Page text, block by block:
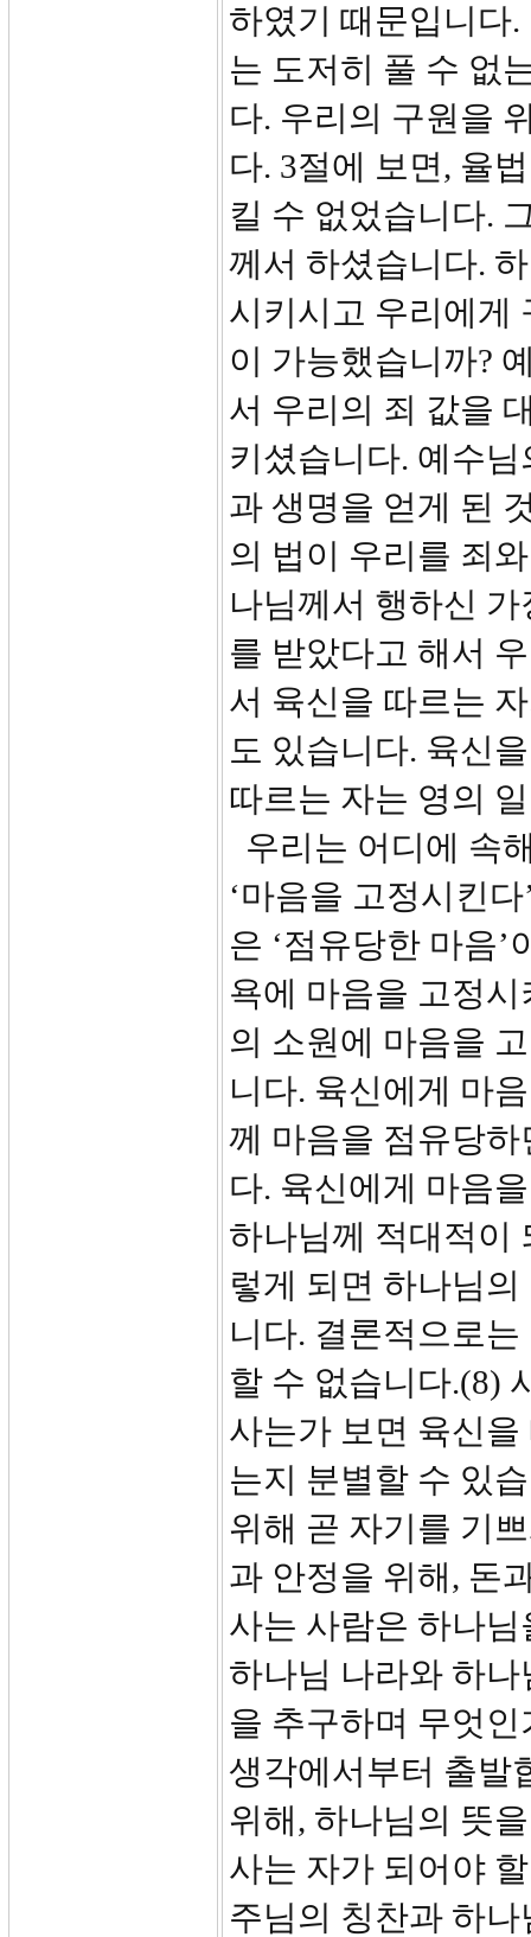
하였기 때문입니다
는 도저히 풀 수 없
다. 우리의 구원을
다. 3절에 보면, 율
킬 수 없었습니다.
께서 하셨습니다.
시키시고 우리에게
이 가능했습니까?
서 우리의 죄 값을
키셨습니다. 예수
과 생명을 얻게 된
의 법이 우리를 죄
나님께서 행하신
를 받았다고 해서
서 육신을 따르는
도 있습니다. 육신
따르는 자는 영의
우리는 어디에 속
‘마음을 고정시킨
은 ‘점유당한 마음
욕에 마음을 고정
의 소원에 마음을
니다. 육신에게 마
께 마음을 점유당
다. 육신에게 마음
하나님께 적대적이
렇게 되면 하나님
니다. 결론적으로
할 수 없습니다.(8)
사는가 보면 육신
는지 분별할 수 있
위해 곧 자기를 기
과 안정을 위해, 돈
사는 사람은 하나
하나님 나라와 하
을 추구하며 무엇
생각에서부터 출발
위해, 하나님의 뜻
사는 자가 되어야
주님의 칭찬과 하